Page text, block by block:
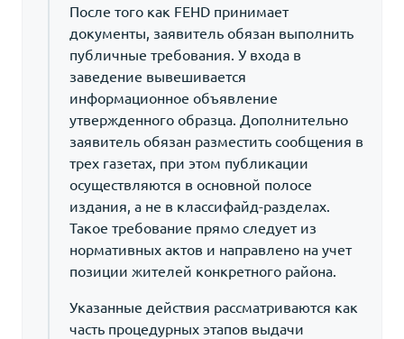
После того как FEHD принимает
документы, заявитель обязан выполнить
публичные требования. У входа в
заведение вывешивается
информационное объявление
утвержденного образца. Дополнительно
заявитель обязан разместить сообщения в
трех газетах, при этом публикации
осуществляются в основной полосе
издания, а не в классифайд-разделах.
Такое требование прямо следует из
нормативных актов и направлено на учет
позиции жителей конкретного района.
Указанные действия рассматриваются как
часть процедурных этапов выдачи